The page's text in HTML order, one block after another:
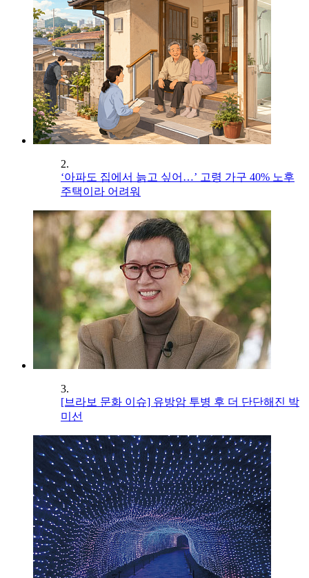
2.
‘아파도 집에서 늙고 싶어…’ 고령 가구 40% 노후
주택이라 어려워
3.
[브라보 문화 이슈] 유방암 투병 후 더 단단해진 박
미선